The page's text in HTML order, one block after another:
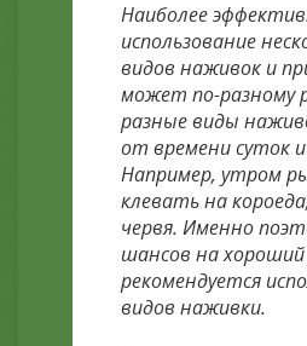
Наиболее
использование
видов наживок и
может по-разному
разные виды
от времени суток
Например, утром
клевать на
червя. Именно
шансов на хороший
рекомендуется
видов наживки.